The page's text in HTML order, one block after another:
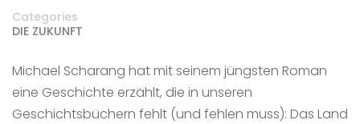
Categories
DIE ZUKUNFT
Michael Scharang hat mit seinem jüngsten Roman
eine Geschichte erzählt, die in unseren
Geschichtsbüchern fehlt (und fehlen muss): Das Land